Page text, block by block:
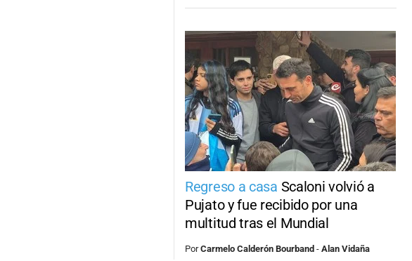
Regreso a casa Scaloni volvió a
Pujato y fue recibido por una
multitud tras el Mundial
PorCarmelo Calderón Bourband - Alan Vidaña